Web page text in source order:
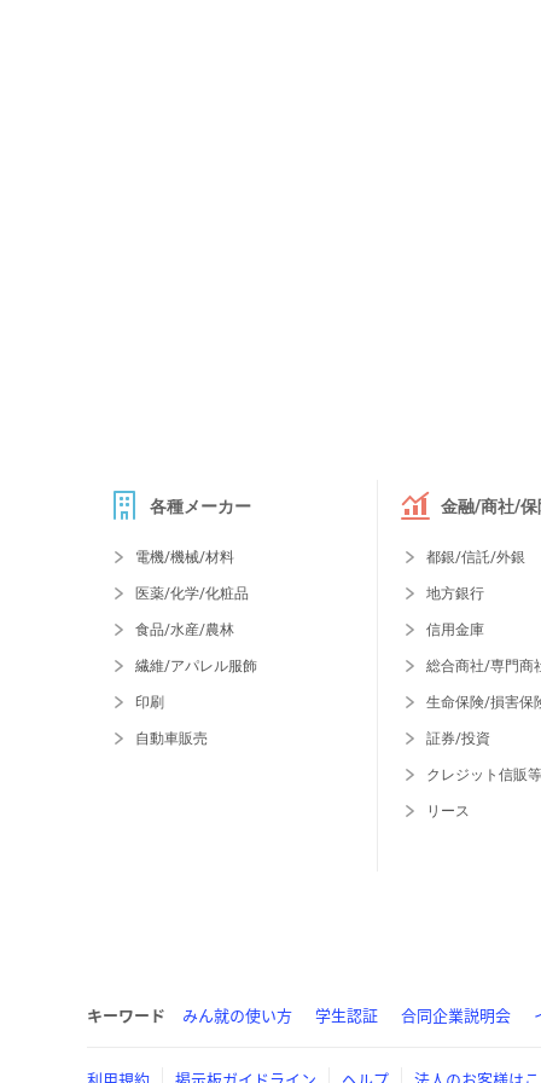
各種メーカー
電機/機械/材料
医薬/化学/化粧品
食品/水産/農林
繊維/アパレル服飾
印刷
自動車販売
金融/商社/保
都銀/信託/外銀
地方銀行
信用金庫
総合商社/専門商
生命保険/損害保
証券/投資
クレジット信販等
リース
キーワード みん就の使い方 学生認証 合同企業説明会